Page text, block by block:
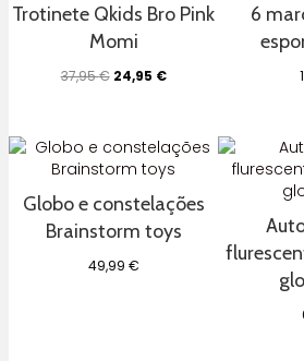
Trotinete Qkids Bro Pink
Momi
37,95€ O
37,95 €.
24,95 €O
24,95 €.
6
Globo e constelações
Brainstorm toys
49,99 €